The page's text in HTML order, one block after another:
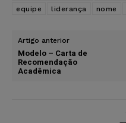
equipe
liderança nome
Artigo anterior
Modelo – Carta de
Recomendação
Acadêmica